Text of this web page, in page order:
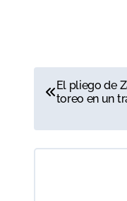
N
v
El pliego de
toreo en un